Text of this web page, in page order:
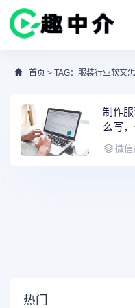
首页 > TAG：服装行业软文
制作
么写
微信
热门